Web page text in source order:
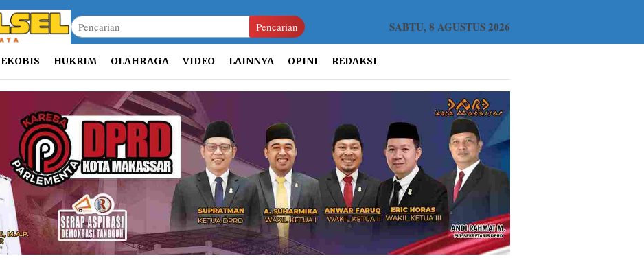
Pencarian SABTU, 8 AGUSTUS 2026
EKOBIS HUKRIM OLAHRAGA VIDEO LAINNYA OPINI REDAKSI